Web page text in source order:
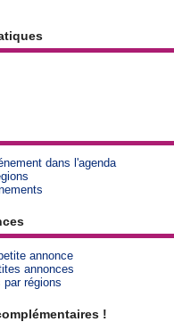
dans l'agenda
annonce
annonces
par régions
!